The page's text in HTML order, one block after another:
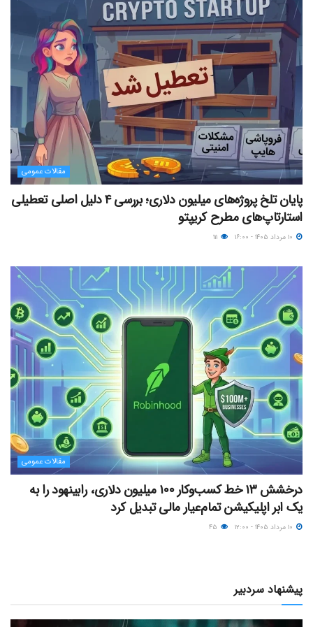
مقالات عمومی
پایان تلخ پروژه‌های میلیون دلاری؛ بررسی ۴ دلیل اصلی تعطیلی
استارتاپ‌های مطرح کریپتو
مقالات عمومی
درخشش ۱۳ خط کسب‌وکار ۱۰۰ میلیون دلاری، رابینهود را به
یک ابر اپلیکیشن تمام‌عیار مالی تبدیل کرد
پیشنهاد سردبیر